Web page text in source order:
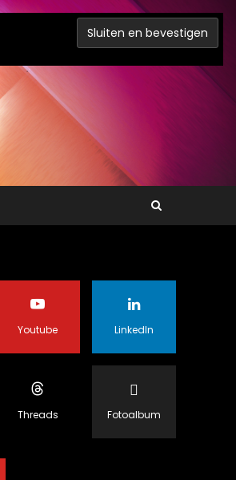
Youtube LinkedIn
Threads Fotoalbum